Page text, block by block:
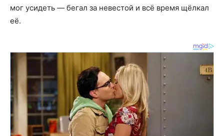
мог усидеть — бегал за невестой и всё время щёлкал
её.